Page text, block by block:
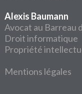
Alexis Baumann
Avocat au Barreau
Droit informatique
Propriété
Mentions légales